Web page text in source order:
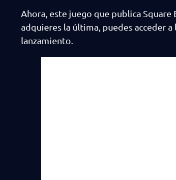
Ahora, este juego que publica
adquieres la última, puedes acceder
lanzamiento.